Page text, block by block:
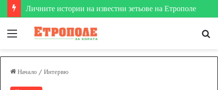
Етрополе затвърди мястото си на футболната карта
Меню
Начало / Интервю